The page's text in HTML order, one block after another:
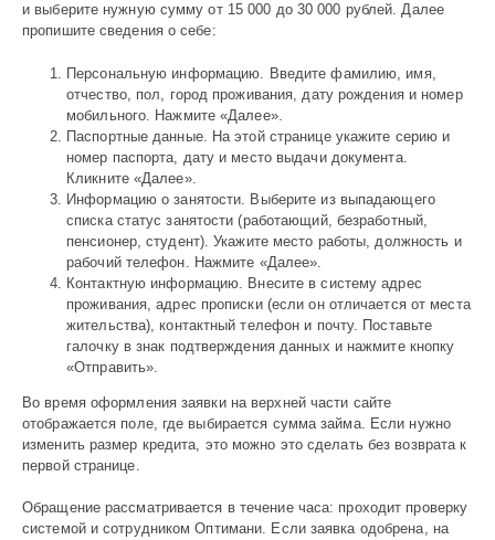
и выберите нужную сумму от 15 000 до 30 000 рублей. Далее
пропишите сведения о себе:
Персональную информацию. Введите фамилию, имя,
отчество, пол, город проживания, дату рождения и номер
мобильного. Нажмите «Далее».
Паспортные данные. На этой странице укажите серию и
номер паспорта, дату и место выдачи документа.
Кликните «Далее».
Информацию о занятости. Выберите из выпадающего
списка статус занятости (работающий, безработный,
пенсионер, студент). Укажите место работы, должность и
рабочий телефон. Нажмите «Далее».
Контактную информацию. Внесите в систему адрес
проживания, адрес прописки (если он отличается от места
жительства), контактный телефон и почту. Поставьте
галочку в знак подтверждения данных и нажмите кнопку
«Отправить».
Во время оформления заявки на верхней части сайте
отображается поле, где выбирается сумма займа. Если нужно
изменить размер кредита, это можно это сделать без возврата к
первой странице.
Обращение рассматривается в течение часа: проходит проверку
системой и сотрудником Оптимани. Если заявка одобрена, на